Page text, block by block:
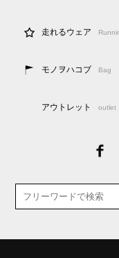
走れるウェア
モノヲハコブ Bag
アウトレット outlet